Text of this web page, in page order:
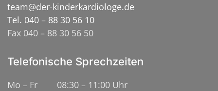
team@der-kinderkardiologe.de
Tel. 040 – 88 30 56 10
Fax 040 – 88 30 56 50
Telefonische Sprechzeiten
Mo – Fr 08:30 – 11:00 Uhr